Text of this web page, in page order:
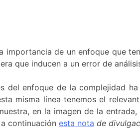
importancia de un enfoque que
que inducen a un error de
del enfoque de la complejidad ha
misma línea tenemos el
en la imagen de la
continuación esta nota de